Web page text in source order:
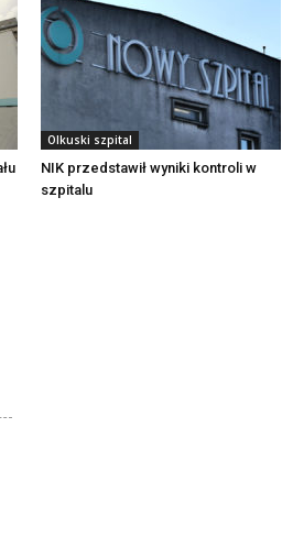
Olkuski szpital
NIK przedstawił wyniki kontroli w
szpitalu